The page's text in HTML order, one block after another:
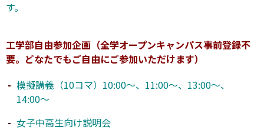
す。
工学部自由参加企画（全学オープンキャンパス事前登録不
要。どなたでもご自由にご参加いただけます）
模擬講義（10コマ）10:00〜、11:00〜、13:00〜、
14:00〜
女子中高生向け説明会